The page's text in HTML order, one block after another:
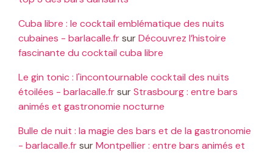
Cuba libre : le cocktail emblématique des nuits
cubaines - barlacalle.frsurDécouvrez l’histoire
fascinante du cocktail cuba libre
Le gin tonic : l'incontournable cocktail des nuits
étoilées - barlacalle.frsurStrasbourg : entre bars
animés et gastronomie nocturne
Bulle de nuit : la magie des bars et de la gastronomie
- barlacalle.frsurMontpellier : entre bars animés et